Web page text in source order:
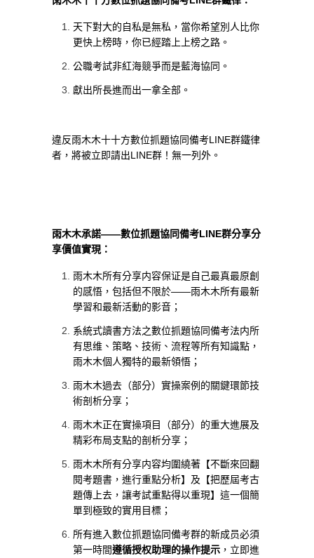
天下對大的自私是無私，當你希望別人比你
更快上榜時，你已經踏上上榜之路。
公職考試非紅海競爭而是藍海協同。
獻出所長進而出一拿全部。
違反雨木木十十方數位抓題協同備考LINE群鐵律
者，將被立即請出LINE群！無一列外。
雨木木承諾——數位抓題協同備考LINE群分享分
享價值實現：
雨木木所有分享内容保证是自己最真最原創
的感悟，包括但不限於——雨木木所有最新
學習和最新活動的影音；
系統式讀書方法之數位抓題協同備考法内所
有思维、策略、技術、流程等所有知識點，
雨木木個人獨特的最新領悟；
雨木木過去（部分）實操案例的關鍵環節技
術剖析分享；
雨木木正在實操項目（部分）的重大進展及
精彩布局支點的剖析分享；
雨木木所有分享内容均圍繞著【不斷來回翻
閱考題書，進行重點分析】及【把歷屆考古
題傳上去，讓考試重點得以重現】這一個簡
單到極致的實用目標；
所有進入數位抓題協同備考群的新成员必須
第一時間遵循授权助理的操作提示 ，立即進